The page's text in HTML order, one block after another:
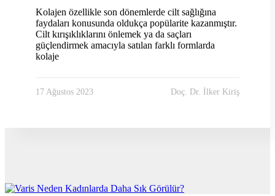
Kolajen özellikle son dönemlerde cilt sağlığına
faydaları konusunda oldukça popülarite kazanmıştır.
Cilt kırışıklıklarını önlemek ya da saçları
güçlendirmek amacıyla satılan farklı formlarda
kolaje
17 Ağustos 2023 Doç. Dr. İlker Kiriş